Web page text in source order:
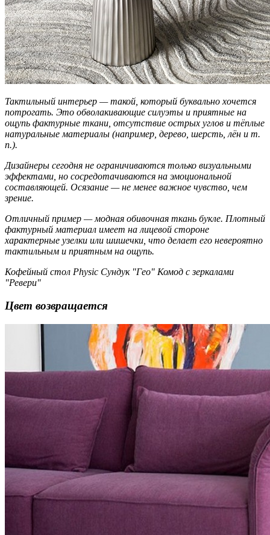
Тактильный интерьер — такой, который буквально хочется
потрогать. Это обволакивающие силуэты и приятные на
ощупь фактурные ткани, отсутствие острых углов и тёплые
натуральные материалы (например, дерево, шерсть, лён и т.
п.).
Дизайнеры сегодня не ограничиваются только визуальными
эффектами, но сосредотачиваются на эмоциональной
составляющей. Осязание — не менее важное чувство, чем
зрение.
Отличный пример — модная обивочная ткань букле. Плотный
фактурный материал имеет на лицевой стороне
характерные узелки или шишечки, что делает его невероятно
тактильным и приятным на ощупь.
Кофейный стол Physic Сундук "Гео" Комод с зеркалами
"Ревери"
Цвет возвращается